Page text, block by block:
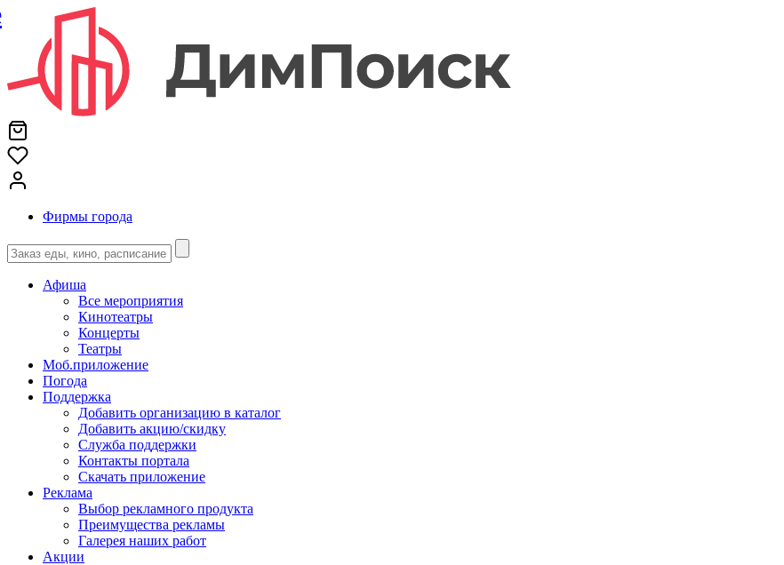
Фирмы города
Афиша
Все мероприятия
Кинотеатры
Концерты
Театры
Моб.приложение
Погода
Поддержка
Добавить организацию в каталог
Добавить акцию/скидку
Служба поддержки
Контакты портала
Скачать приложение
Реклама
Выбор рекламного продукта
Преимущества рекламы
Галерея наших работ
Акции